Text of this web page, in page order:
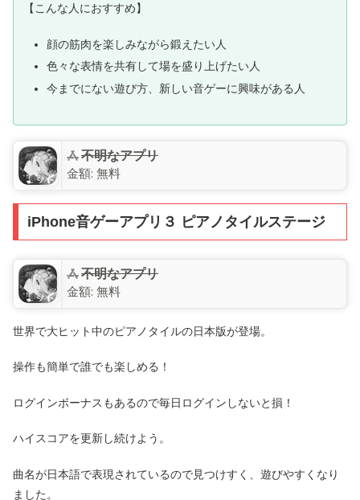
【こんな人におすすめ】
顔の筋肉を楽しみながら鍛えたい人
色々な表情を共有して場を盛り上げたい人
今までにない遊び方、新しい音ゲーに興味がある人
不明なアプリ
金額: 無料
iPhone音ゲーアプリ３ ピアノタイルステージ
不明なアプリ
金額: 無料
世界で大ヒット中のピアノタイルの日本版が登場。
操作も簡単で誰でも楽しめる！
ログインボーナスもあるので毎日ログインしないと損！
ハイスコアを更新し続けよう。
曲名が日本語で表現されているので見つけすく、遊びやすくなり
ました。